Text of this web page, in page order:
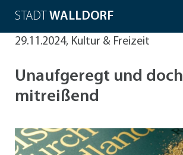
STADT WALLDORF
29.11.2024, Kultur & Freizeit
Unaufgeregt und doch
mitreißend